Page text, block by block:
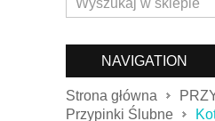
NAVIGATION
Strona główna
Przypinki Ślubne